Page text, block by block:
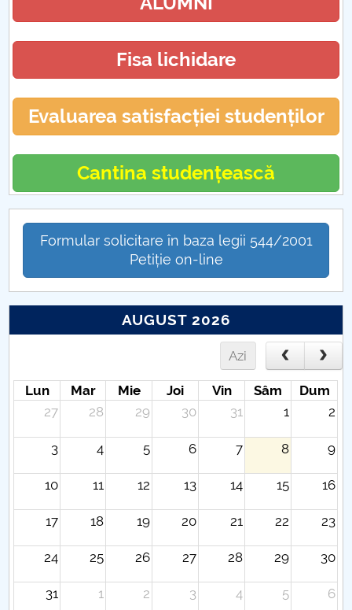
Fisa lichidare
Evaluarea satisfacției studenților
Cantina studențească
Formular solicitare în baza legii 544/2001
Petiție on-line
AUGUST 2026
Azi
Lun Mar Mie Joi Vin Sâm
Dum
27
28 29 30 31 1 2
3 4 5 6 7 8 9
10 11 12 13 14 15 16
17 18 19 20 21 22 23
24 25 26 27 28 29 30
31 1 2 3 4 5 6